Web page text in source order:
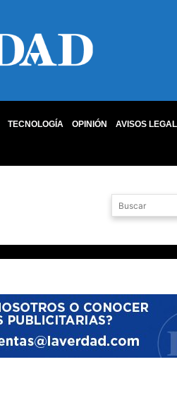
TECNOLOGÍA OPINIÓN
AVISOS